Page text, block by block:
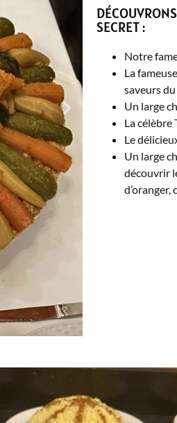
SECRET :
Notre
La
saveurs
Un large
La
Le
Un large
découvrir
d’oranger,